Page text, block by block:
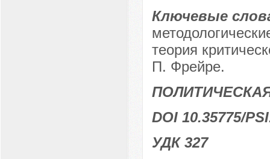
Ключевые
теория
П. Фрейре.
DOI 10.35775/
УДК 327